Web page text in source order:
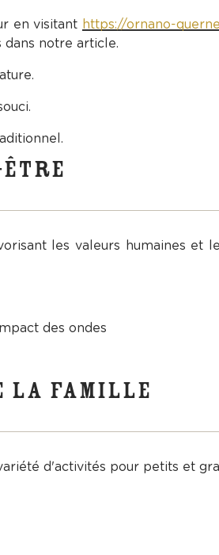
en visitant https://ornano-
dans notre article.
les valeurs humaines et
des ondes
LA FAMILLE
d'activités pour petits et